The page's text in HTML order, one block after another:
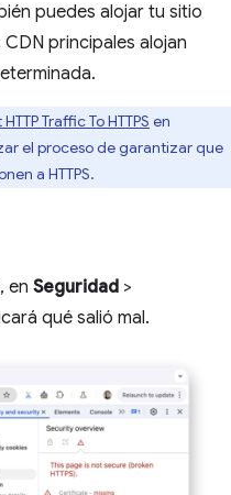
puedes alojar tu sitio
principales alojan
Traffic To HTTPS en
el proceso de garantizar que
a HTTPS.
en Seguridad >
qué salió mal.